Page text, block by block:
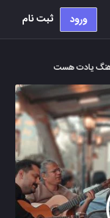
ورود ثبت نام
یادت هست